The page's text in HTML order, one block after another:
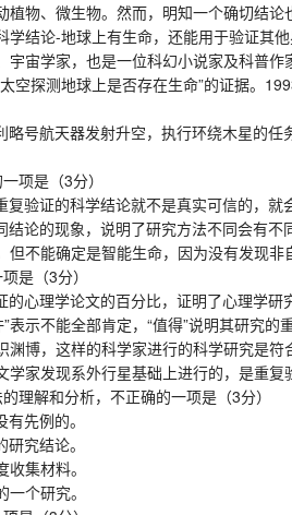
、微生物。然而，明知一个确切结
结论-地球上有生命，还能用于验证其他
学家，也是一位科幻小说家及科普作
空探测地球上是否存在生命”的证据。
航天器发射升空，执行环绕木星的任
项是（3分）
证的科学结论就不是真实可信的，就
的现象，说明了研究方法不同会有不
能确定是智能生命，因为没有发现非
是（3分）
理学论文的百分比，证明了心理学研
不能全部肯定，“值得”说明其研究的重
，这样的科学家进行的科学研究是符
发现系外行星基础上进行的，是重复
解和分析，不正确的一项是（3分）
先例的。
究结论。
集材料。
个研究。